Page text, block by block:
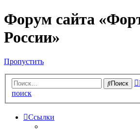
Форум сайта
России»
Пропустить
Поиск
поиск
Ссылки